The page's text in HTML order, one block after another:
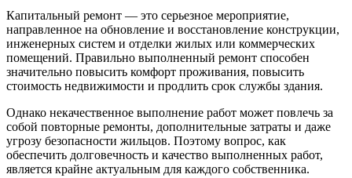
Капитальный ремонт — это серьезное мероприятие,
направленное на обновление и восстановление конструкции,
инженерных систем и отделки жилых или коммерческих
помещений. Правильно выполненный ремонт способен
значительно повысить комфорт проживания, повысить
стоимость недвижимости и продлить срок службы здания.
Однако некачественное выполнение работ может повлечь за
собой повторные ремонты, дополнительные затраты и даже
угрозу безопасности жильцов. Поэтому вопрос, как
обеспечить долговечность и качество выполненных работ,
является крайне актуальным для каждого собственника.